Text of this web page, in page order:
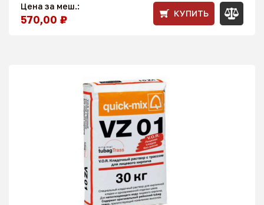
Цена за меш.:
570,00 ₽ КУПИТЬ